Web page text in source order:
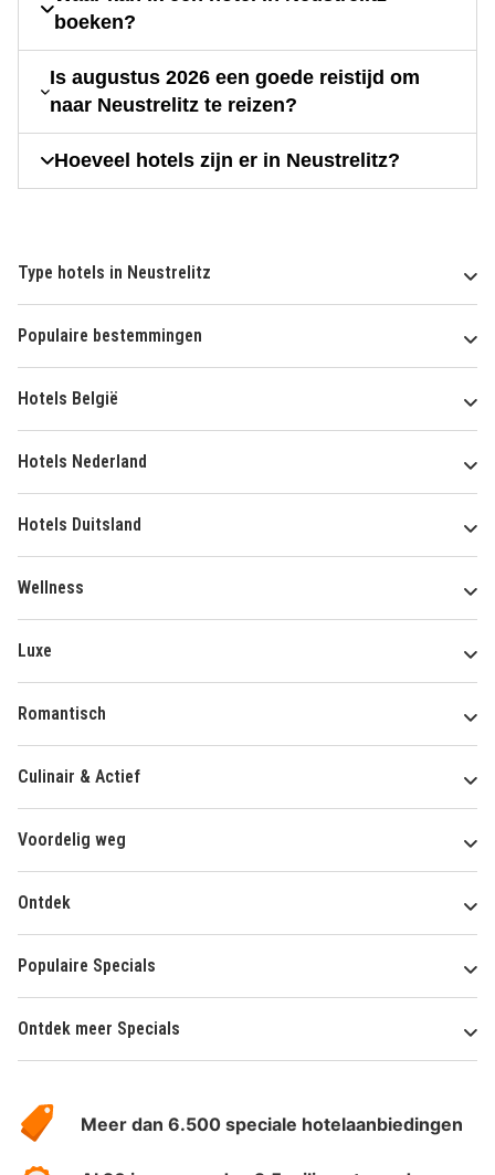
boeken?
Is augustus 2026 een goede reistijd om
naar Neustrelitz te reizen?
Hoeveel hotels zijn er in Neustrelitz?
Type hotels in Neustrelitz
Populaire bestemmingen
Hotels België
Hotels Nederland
Hotels Duitsland
Wellness
Luxe
Romantisch
Culinair & Actief
Voordelig weg
Ontdek
Populaire Specials
Ontdek meer Specials
HotelSpecials
Meer dan 6.500 speciale hotelaanbiedingen